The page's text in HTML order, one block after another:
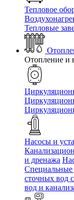
Тепловое
Тепловые
Отопление и
Насосы и
и дренажа
сточных вод
вод и